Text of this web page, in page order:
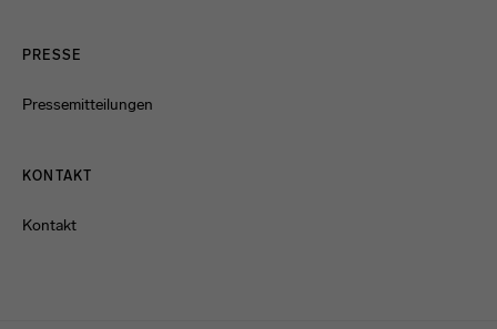
PRESSE
Pressemitteilungen
KONTAKT
Kontakt